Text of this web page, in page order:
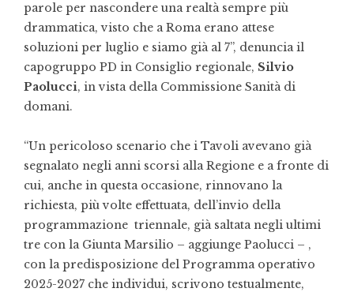
parole per nascondere una realtà sempre più
drammatica, visto che a Roma erano attese
soluzioni per luglio e siamo già al 7”, denuncia il
capogruppo PD in Consiglio regionale, Silvio
Paolucci, in vista della Commissione Sanità di
domani.
“Un pericoloso scenario che i Tavoli avevano già
segnalato negli anni scorsi alla Regione e a fronte di
cui, anche in questa occasione, rinnovano la
richiesta, più volte effettuata, dell’invio della
programmazione triennale, già saltata negli ultimi
tre con la Giunta Marsilio – aggiunge Paolucci – ,
con la predisposizione del Programma operativo
2025-2027 che individui, scrivono testualmente,